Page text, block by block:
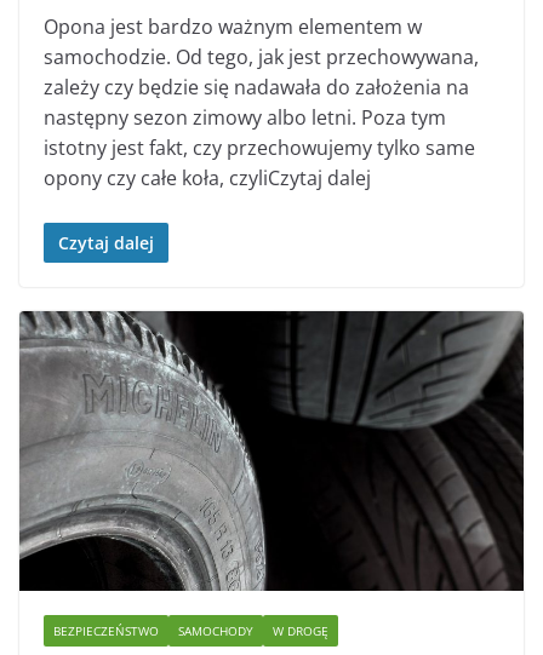
Opona jest bardzo ważnym elementem w
samochodzie. Od tego, jak jest przechowywana,
zależy czy będzie się nadawała do założenia na
następny sezon zimowy albo letni. Poza tym
istotny jest fakt, czy przechowujemy tylko same
opony czy całe koła, czyliCzytaj dalej
Czytaj dalej
BEZPIECZEŃSTWO SAMOCHODY W DROGĘ